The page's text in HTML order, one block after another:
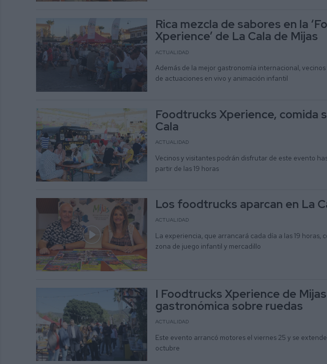
Rica mezcla de sabores en la
Xperience’ de La Cala de Mijas
ACTUALIDAD
Además de la mejor gastronomía internacional,
de actuaciones en vivo y animación infantil
Foodtrucks Xperience, comida
Cala
ACTUALIDAD
Vecinos y visitantes podrán disfrutar de este evento
partir de las 19 horas
Los foodtrucks aparcan en La
ACTUALIDAD
La experiencia, que arrancará cada día a las 19 horas,
zona de juego infantil y mercadillo
I Foodtrucks Xperience de
gastronómica sobre ruedas
ACTUALIDAD
Este evento arrancó motores el viernes 25 y se
octubre